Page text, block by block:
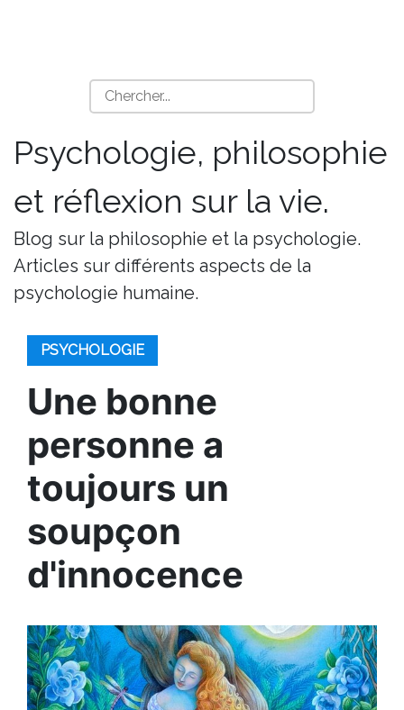
Psychologie, philosophie
et réflexion sur la vie.
Blog sur la philosophie et la psychologie.
Articles sur différents aspects de la
psychologie humaine.
PSYCHOLOGIE
Une bonne
personne a
toujours un
soupçon
d'innocence